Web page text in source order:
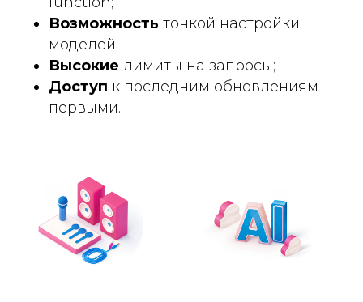
Возможность тонкой настройки
моделей;
Высокие лимиты на запросы;
Доступ к последним обновлениям
первыми.